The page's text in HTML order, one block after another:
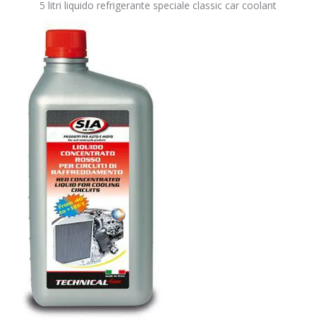
5 litri liquido refrigerante speciale classic car coolant